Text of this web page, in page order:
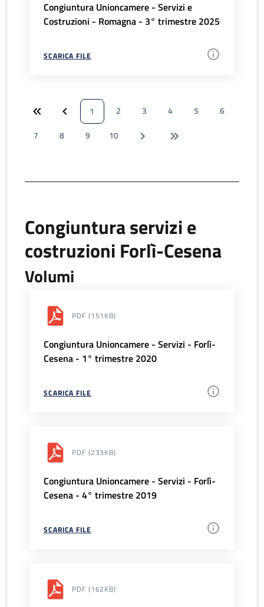
Congiuntura Unioncamere - Servizi e
Costruzioni - Romagna - 3° trimestre 2025
SCARICA FILE
1 2 3 4 5
6
7
8 9 10
Congiuntura servizi e
costruzioni Forlì-Cesena
Volumi
PDF (151KB)
Congiuntura Unioncamere - Servizi - Forlì-
Cesena - 1° trimestre 2020
SCARICA FILE
PDF (233KB)
Congiuntura Unioncamere - Servizi - Forlì-
Cesena - 4° trimestre 2019
SCARICA FILE
PDF (162KB)